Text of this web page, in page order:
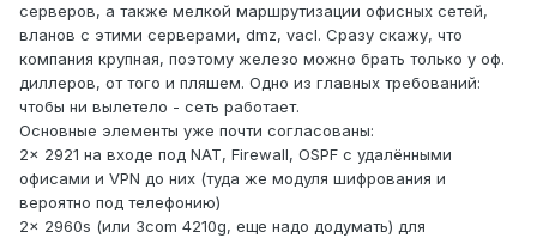
серверов, а также мелкой маршрутизации офисных сетей,
вланов с этими серверами, dmz, vacl. Сразу скажу, что
компания крупная, поэтому железо можно брать только у оф.
диллеров, от того и пляшем. Одно из главных требований:
чтобы ни вылетело - сеть работает.
Основные элементы уже почти согласованы:
2x 2921 на входе под NAT, Firewall, OSPF с удалёнными
офисами и VPN до них (туда же модуля шифрования и
вероятно под телефонию)
2x 2960s (или 3com 4210g, еще надо додумать) для